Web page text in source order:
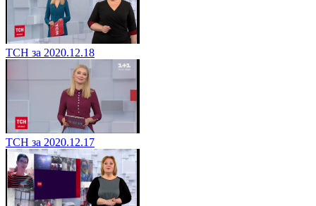
ТСН за 2020.12.18
ТСН за 2020.12.17